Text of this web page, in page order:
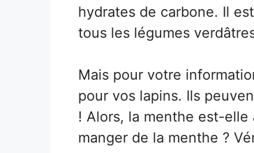
hydrates de carbone. Il
tous les légumes
Mais pour votre
pour vos lapins. Ils
! Alors, la menthe est-elle
manger de la menthe ?